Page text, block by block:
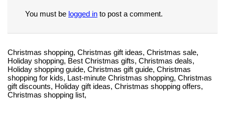
You must be logged in to post a comment.
Christmas shopping, Christmas gift ideas, Christmas sale,
Holiday shopping, Best Christmas gifts, Christmas deals,
Holiday shopping guide, Christmas gift guide, Christmas
shopping for kids, Last-minute Christmas shopping, Christmas
gift discounts, Holiday gift ideas, Christmas shopping offers,
Christmas shopping list,